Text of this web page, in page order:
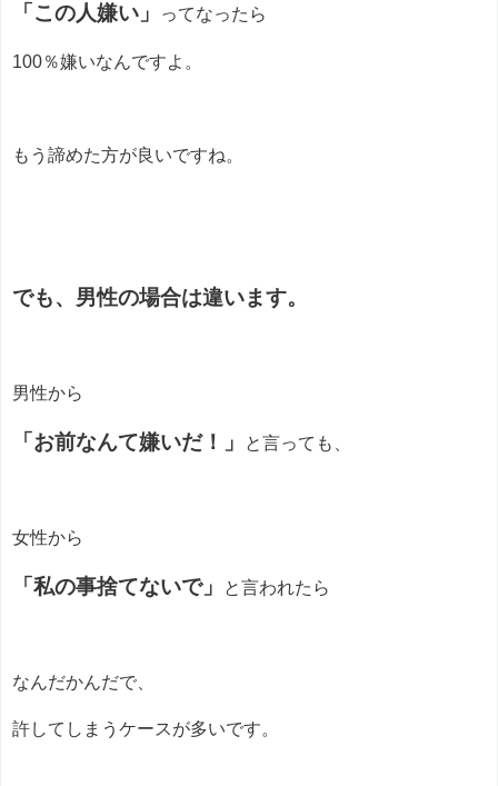
「この人嫌い」 ってなったら
100％嫌いなんですよ。
もう諦めた方が良いですね。
でも、男性の場合は違います。
男性から
「お前なんて嫌いだ！」 と言っても、
女性から
「私の事捨てないで」 と言われたら
なんだかんだで、
許してしまうケースが多いです。